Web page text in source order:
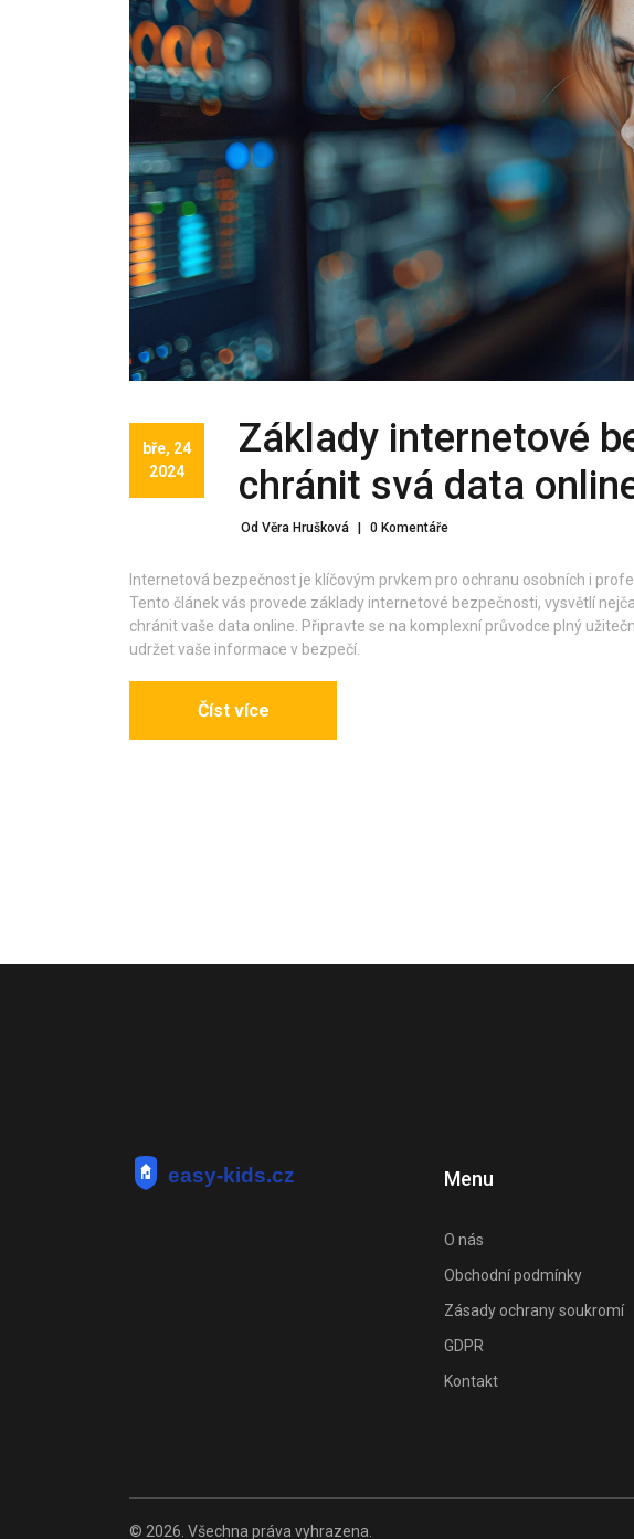
bře, 24
2024
Základy internetové
chránit svá data
Od Věra Hrušková 0 Komentáře
Internetová bezpečnost je klíčovým prvkem pro ochranu osobních i
Tento článek vás provede základy internetové bezpečnosti, vysvětlí
chránit vaše data online. Připravte se na komplexní průvodce plný
udržet vaše informace v bezpečí.
Číst více
Menu
O nás
Obchodní podmínky
Zásady ochrany soukromí
GDPR
Kontakt
© 2026. Všechna práva vyhrazena.